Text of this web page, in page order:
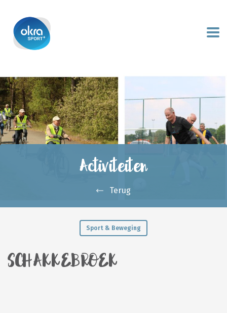
Activiteiten
Terug
Sport & Beweging
SCHAKKEBROEK